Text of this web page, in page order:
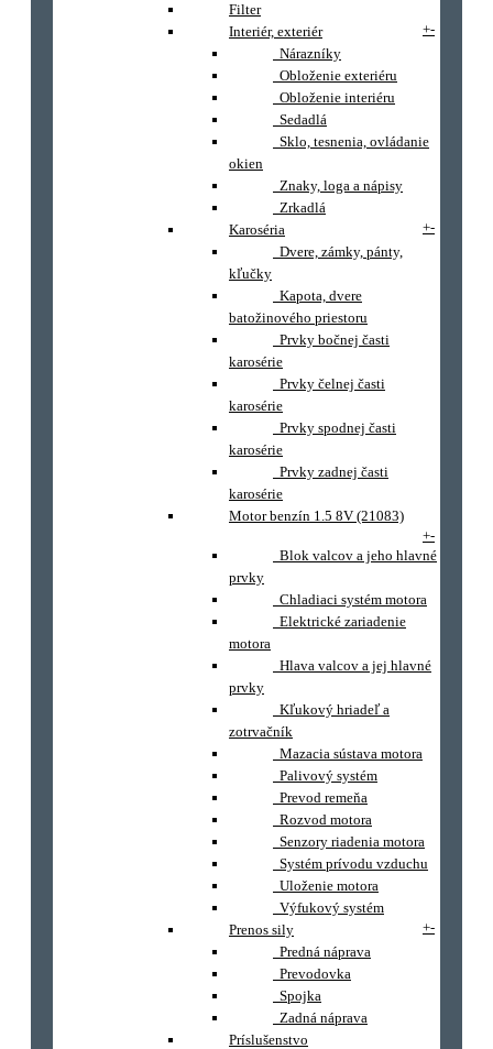
Filter
Interiér, exteriér
+-
Nárazníky
Obloženie exteriéru
Obloženie interiéru
Sedadlá
Sklo, tesnenia, ovládanie
okien
Znaky, loga a nápisy
Zrkadlá
Karoséria
+-
Dvere, zámky, pánty,
kľučky
Kapota, dvere
batožinového priestoru
Prvky bočnej časti
karosérie
Prvky čelnej časti
karosérie
Prvky spodnej časti
karosérie
Prvky zadnej časti
karosérie
Motor benzín 1.5 8V (21083)
+-
Blok valcov a jeho hlavné
prvky
Chladiaci systém motora
Elektrické zariadenie
motora
Hlava valcov a jej hlavné
prvky
Kľukový hriadeľ a
zotrvačník
Mazacia sústava motora
Palivový systém
Prevod remeňa
Rozvod motora
Senzory riadenia motora
Systém prívodu vzduchu
Uloženie motora
Výfukový systém
Prenos sily
+-
Predná náprava
Prevodovka
Spojka
Zadná náprava
Príslušenstvo